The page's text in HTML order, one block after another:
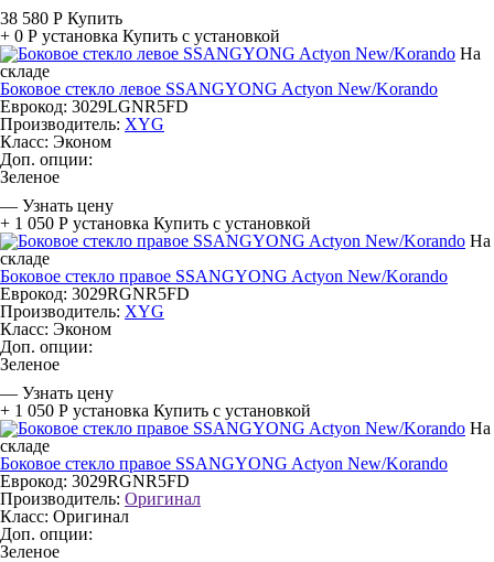
38 580 Р Купить
+ 0 Р установка Купить с установкой
На
складе
Боковое стекло левое SSANGYONG Actyon New/Korando
Еврокод: 3029LGNR5FD
Производитель: XYG
Класс: Эконом
Доп. опции:
Зеленое
— Узнать цену
+ 1 050 Р установка Купить с установкой
На
складе
Боковое стекло правое SSANGYONG Actyon New/Korando
Еврокод: 3029RGNR5FD
Производитель: XYG
Класс: Эконом
Доп. опции:
Зеленое
— Узнать цену
+ 1 050 Р установка Купить с установкой
На
складе
Боковое стекло правое SSANGYONG Actyon New/Korando
Еврокод: 3029RGNR5FD
Производитель: Оригинал
Класс: Оригинал
Доп. опции:
Зеленое